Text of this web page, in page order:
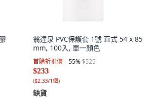
翁達泉 PVC保護套 1號 直式 54 x 85
mm, 100入, 單一顏色
首購折扣價 55%$525
$233
($2.33/1個)
缺貨